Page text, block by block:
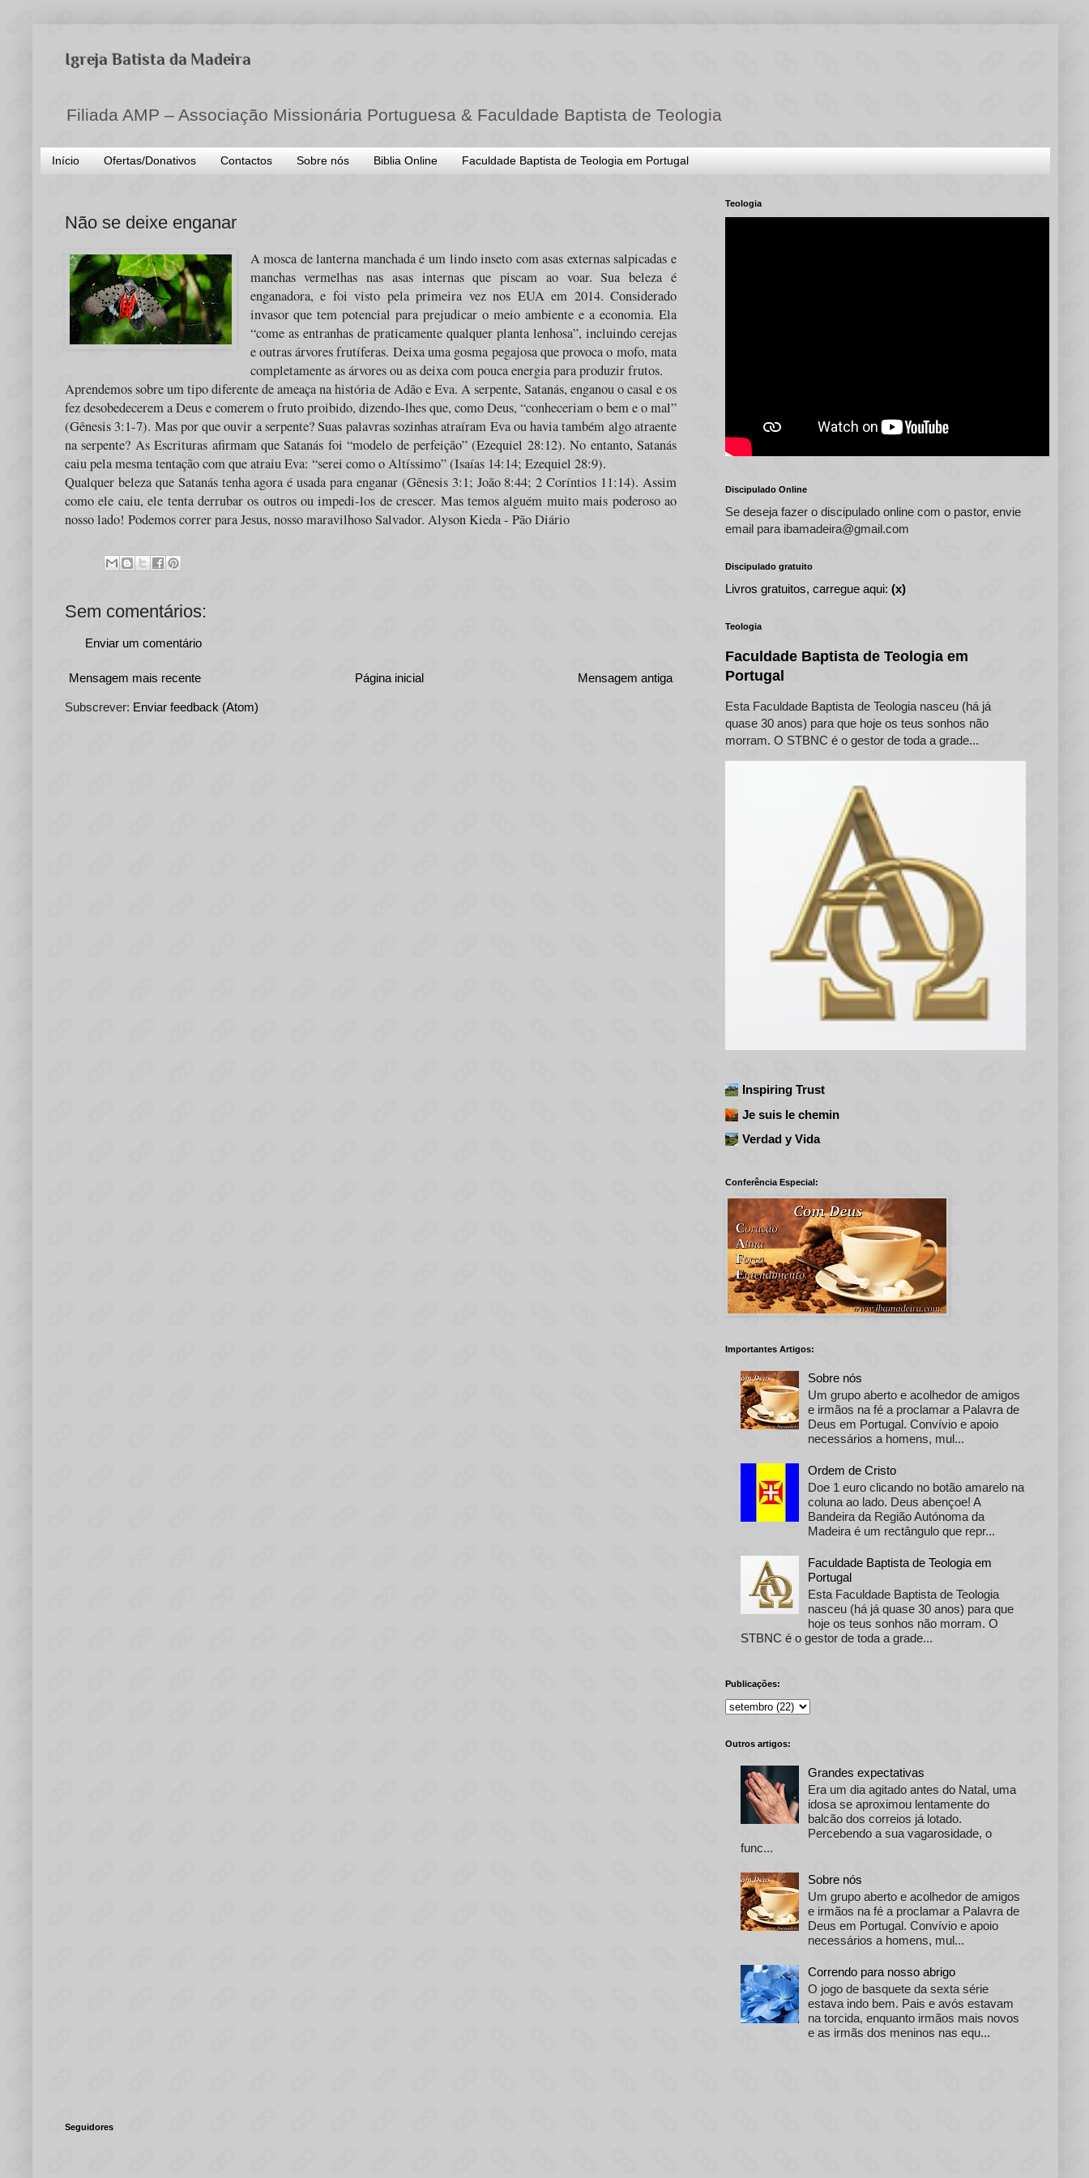
Igreja Batista da Madeira
Filiada AMP – Associação Missionária Portuguesa & Faculdade Baptista de Teologia
Início Ofertas/Donativos Contactos Sobre nós Biblia Online Faculdade Baptista de Teologia em Portugal
Não se deixe enganar
A mosca de lanterna manchada é um lindo inseto com asas externas salpicadas e
manchas vermelhas nas asas internas que piscam ao voar. Sua beleza é
enganadora, e foi visto pela primeira vez nos EUA em 2014. Considerado
invasor que tem potencial para prejudicar o meio ambiente e a economia. Ela
“come as entranhas de praticamente qualquer planta lenhosa”, incluindo cerejas
e outras árvores frutíferas. Deixa uma gosma pegajosa que provoca o mofo, mata
completamente as árvores ou as deixa com pouca energia para produzir frutos.
Aprendemos sobre um tipo diferente de ameaça na história de Adão e Eva. A serpente, Satanás, enganou o casal e os
fez desobedecerem a Deus e comerem o fruto proibido, dizendo-lhes que, como Deus, “conheceriam o bem e o mal”
(Gênesis 3:1-7). Mas por que ouvir a serpente? Suas palavras sozinhas atraíram Eva ou havia também algo atraente
na serpente? As Escrituras afirmam que Satanás foi “modelo de perfeição” (Ezequiel 28:12). No entanto, Satanás
caiu pela mesma tentação com que atraiu Eva: “serei como o Altíssimo” (Isaías 14:14; Ezequiel 28:9).
Qualquer beleza que Satanás tenha agora é usada para enganar (Gênesis 3:1; João 8:44; 2 Coríntios 11:14). Assim
como ele caiu, ele tenta derrubar os outros ou impedi-los de crescer. Mas temos alguém muito mais poderoso ao
nosso lado! Podemos correr para Jesus, nosso maravilhoso Salvador. Alyson Kieda - Pão Diário
Sem comentários:
Enviar um comentário
Mensagem mais recente Mensagem antiga
Página inicial
Subscrever: Enviar feedback (Atom)
Teologia
Discipulado Online
Se deseja fazer o discipulado online com o pastor, envie
email para ibamadeira@gmail.com
Discipulado gratuito
Livros gratuitos, carregue aqui: (x)
Teologia
Faculdade Baptista de Teologia em
Portugal
Esta Faculdade Baptista de Teologia nasceu (há já
quase 30 anos) para que hoje os teus sonhos não
morram. O STBNC é o gestor de toda a grade...
Inspiring Trust
Je suis le chemin
Verdad y Vida
Conferência Especial:
Importantes Artigos:
Sobre nós
Um grupo aberto e acolhedor de amigos
e irmãos na fé a proclamar a Palavra de
Deus em Portugal. Convívio e apoio
necessários a homens, mul...
Ordem de Cristo
Doe 1 euro clicando no botão amarelo na
coluna ao lado. Deus abençoe! A
Bandeira da Região Autónoma da
Madeira é um rectângulo que repr...
Faculdade Baptista de Teologia em
Portugal
Esta Faculdade Baptista de Teologia
nasceu (há já quase 30 anos) para que
hoje os teus sonhos não morram. O
STBNC é o gestor de toda a grade...
Publicações:
Outros artigos:
Grandes expectativas
Era um dia agitado antes do Natal, uma
idosa se aproximou lentamente do
balcão dos correios já lotado.
Percebendo a sua vagarosidade, o
func...
Sobre nós
Um grupo aberto e acolhedor de amigos
e irmãos na fé a proclamar a Palavra de
Deus em Portugal. Convívio e apoio
necessários a homens, mul...
Correndo para nosso abrigo
O jogo de basquete da sexta série
estava indo bem. Pais e avós estavam
na torcida, enquanto irmãos mais novos
e as irmãs dos meninos nas equ...
Seguidores